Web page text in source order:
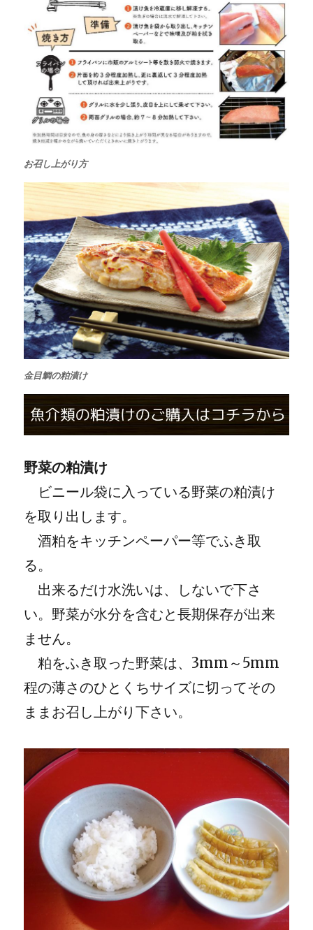
お召し上がり方
金目鯛の粕漬け
野菜の粕漬け
ビニール袋に入っている野菜の粕漬け
を取り出します。
酒粕をキッチンペーパー等でふき取
る。
出来るだけ水洗いは、しないで下さ
い。野菜が水分を含むと長期保存が出来
ません。
粕をふき取った野菜は、3mm～5mm
程の薄さのひとくちサイズに切ってその
ままお召し上がり下さい。